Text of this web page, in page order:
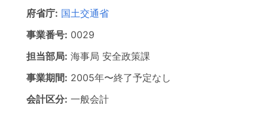
府省庁: 国土交通省
事業番号: 0029
担当部局: 海事局 安全政策課
事業期間: 2005年〜終了予定なし
会計区分: 一般会計